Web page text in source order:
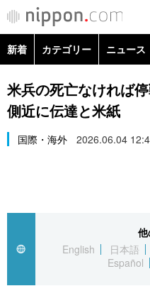
カテゴリー
経済・ビジネス
国際
トップ
アーカイブ
In-depth
Japan Data
新着 カテゴリー ニュース
政治・外交
経済・ビジネス
米兵の死亡なければ
側近に伝達と米紙
国際・海外 2026.06.04
English
日本語
Español